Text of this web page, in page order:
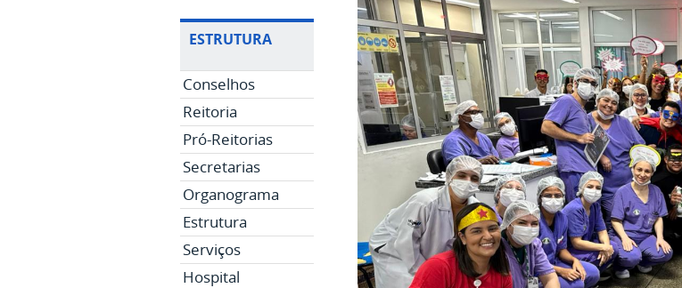
ESTRUTURA
Conselhos
Reitoria
Pró-Reitorias
Secretarias
Organograma
Estrutura
Serviços
Hospital